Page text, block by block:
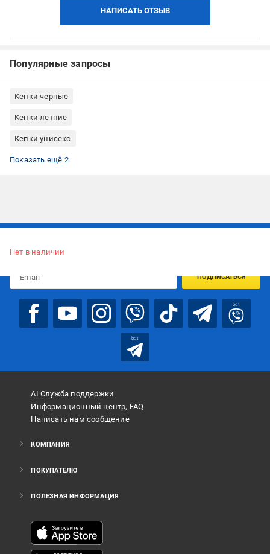
НАПИСАТЬ ОТЗЫВ
Популярные запросы
Кепки черные
Кепки летние
Кепки унисекс
Кепки L
Кепки с козырьком
Показать ещё 2
Нет в наличии
ПОДПИСАТЬСЯ
bot
bot
AI Служба поддержки
Информационный центр, FAQ
Написать нам сообщение
КОМПАНИЯ
ПОКУПАТЕЛЮ
ПОЛЕЗНАЯ ИНФОРМАЦИЯ